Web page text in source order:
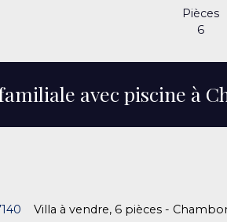
Pièces
6
avec piscine à
Villa à vendre, 6 pièces -